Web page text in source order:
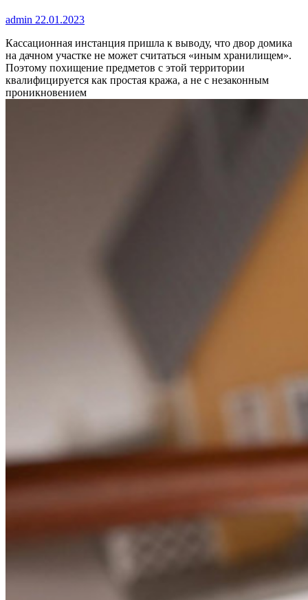
admin 22.01.2023
Кассационная инстанция пришла к выводу, что двор домика
на дачном участке не может считаться «иным хранилищем».
Поэтому похищение предметов с этой территории
квалифицируется как простая кража, а не с незаконным
проникновением